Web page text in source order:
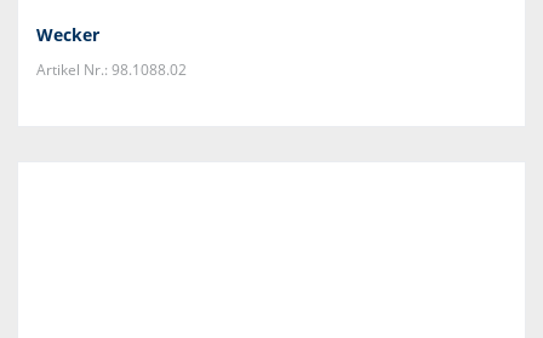
Wecker
Artikel Nr.: 98.1088.02